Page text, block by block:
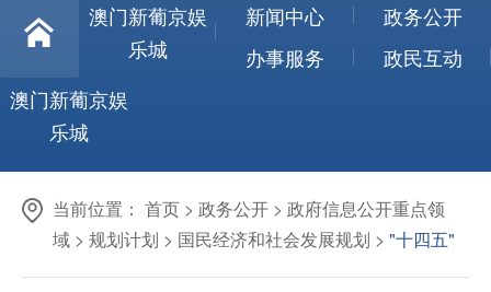
澳门新葡京娱
乐城
新闻中心
政务公开
办事服务
政民互动
澳门新葡京娱
乐城
当前位置： 首页 > 政务公开 > 政府信息公开重点领
域 > 规划计划 > 国民经济和社会发展规划 > "十四五"